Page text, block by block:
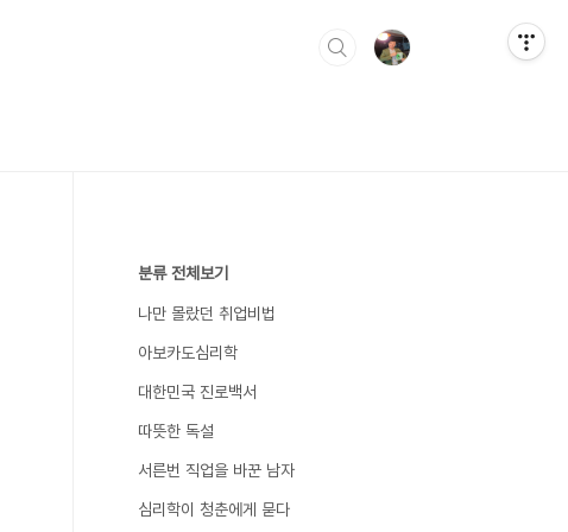
분류 전체보기
나만 몰랐던 취업비법
아보카도심리학
대한민국 진로백서
따뜻한 독설
서른번 직업을 바꾼 남자
심리학이 청춘에게 묻다